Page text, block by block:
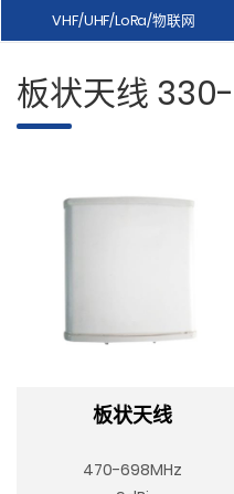
VHF/UHF/LoRa/物联网
板状天线
板状天线
470-698MHz